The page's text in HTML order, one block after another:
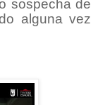
sospecha de
alguna vez